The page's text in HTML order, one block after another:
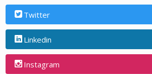
Twitter
Linkedin
Instagram